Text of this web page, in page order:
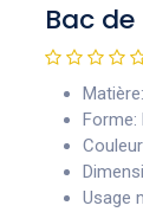
Bac
Forme:
Usage